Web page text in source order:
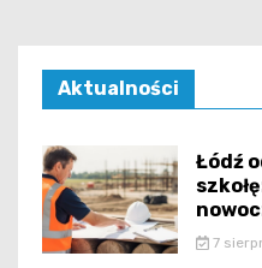
Aktualności
Łódź
7